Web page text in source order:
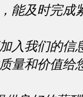
及时完成
我们的信
和价值给